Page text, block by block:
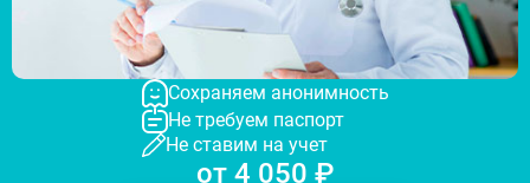
Сохраняем анонимность
Не требуем паспорт
Не ставим на учет
от 4 050 ₽